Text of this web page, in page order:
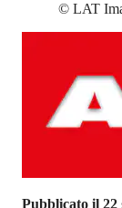
© LAT
Pubblicato il 22